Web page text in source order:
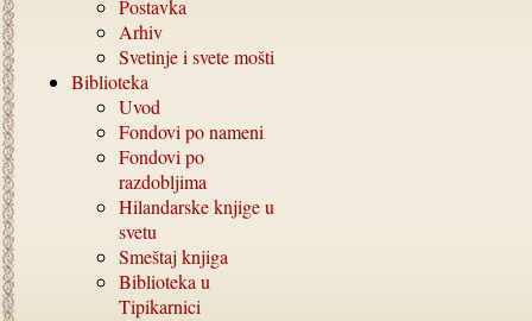
Postavka
Arhiv
Svetinje i svete mošti
Biblioteka
Uvod
Fondovi po nameni
Fondovi po
razdobljima
Hilandarske knjige u
svetu
Smeštaj knjiga
Biblioteka u
Tipikarnici